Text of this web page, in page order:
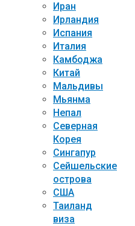
Иран
Ирландия
Испания
Италия
Камбоджа
Китай
Мальдивы
Мьянма
Непал
Северная
Корея
Сингапур
Сейшельские
острова
США
Таиланд
виза